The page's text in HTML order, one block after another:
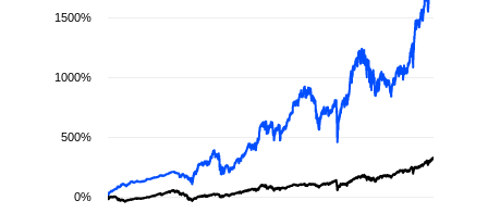
0%
500%
1000%
1500%